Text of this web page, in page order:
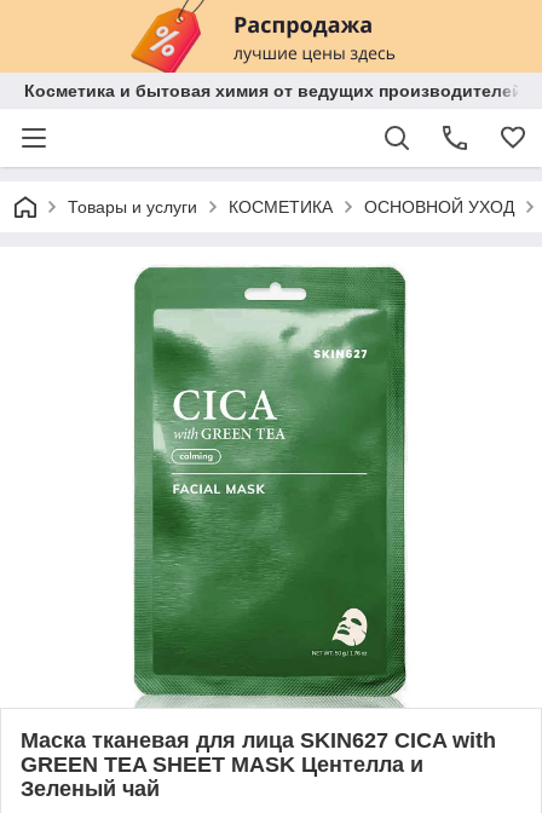
Косметика и бытовая химия от ведущих производителей
Товары и услуги КОСМЕТИКА ОСНОВНОЙ УХОД
Маска тканевая для лица SKIN627 CICA with
GREEN TEA SHEET MASK Центелла и
Зеленый чай